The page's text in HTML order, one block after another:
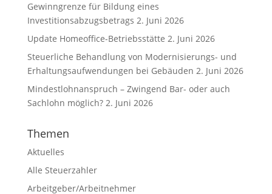
Gewinngrenze für Bildung eines
Investitionsabzugsbetrags 2. Juni 2026
Update Homeoffice-Betriebsstätte 2. Juni 2026
Steuerliche Behandlung von Modernisierungs- und
Erhaltungsaufwendungen bei Gebäuden 2. Juni 2026
Mindestlohnanspruch – Zwingend Bar- oder auch
Sachlohn möglich? 2. Juni 2026
Themen
Aktuelles
Alle Steuerzahler
Arbeitgeber/Arbeitnehmer